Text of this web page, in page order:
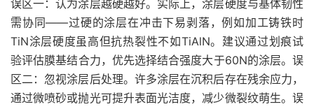
误区一：认为涂层越硬越好。实际上，涂层硬度与基体韧性
需协同——过硬的涂层在冲击下易剥落，例如加工铸铁时
TiN涂层硬度虽高但抗热裂性不如TiAlN。建议通过划痕试
验评估膜基结合力，优先选择结合强度大于60N的涂层。误
区二：忽视涂层后处理。许多涂层在沉积后存在残余应力，
通过微喷砂或抛光可提升表面光洁度，减少微裂纹萌生。误